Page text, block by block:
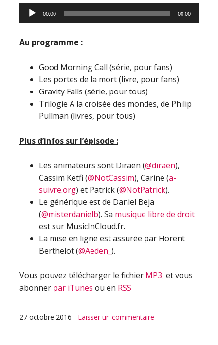
Lecteur
audio
00:00 00:00
Au programme :
Good Morning Call (série, pour fans)
Les portes de la mort (livre, pour fans)
Gravity Falls (série, pour tous)
Trilogie A la croisée des mondes, de Philip
Pullman (livres, pour tous)
Plus d’infos sur l’épisode :
Les animateurs sont Diraen (@diraen),
Cassim Ketfi (@NotCassim), Carine (a-
suivre.org) et Patrick (@NotPatrick).
Le générique est de Daniel Beja
(@misterdanielb). Sa musique libre de droit
est sur MusicInCloud.fr.
La mise en ligne est assurée par Florent
Berthelot (@Aeden_ ).
Vous pouvez télécharger le fichier MP3, et vous
abonner par iTunes ou en RSS
27 octobre 2016 - Laisser un commentaire